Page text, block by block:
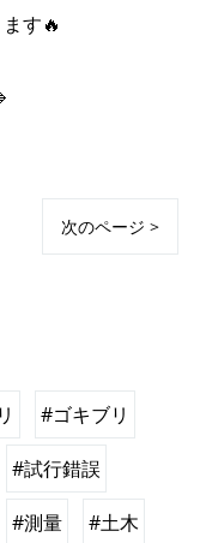
す🔥
次のページ >
#ゴキブリ
#試行錯誤
#測量 #土木